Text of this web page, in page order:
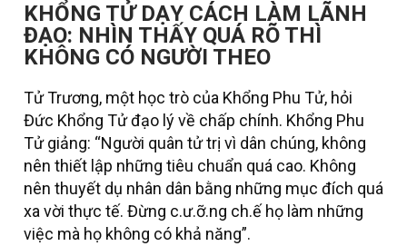
KHỔNG TỬ DẠY CÁCH LÀM LÃNH
ĐẠO: NHÌN THẤY QUÁ RÕ THÌ
KHÔNG CÓ NGƯỜI THEO
Tử Trương, một học trò của Khổng Phu Tử, hỏi
Đức Khổng Tử đạo lý về chấp chính. Khổng Phu
Tử giảng: “Người quân tử trị vì dân chúng, không
nên thiết lập những tiêu chuẩn quá cao. Không
nên thuyết dụ nhân dân bằng những mục đích quá
xa vời thực tế. Đừng c.ư.ỡ.ng ch.ế họ làm những
việc mà họ không có khả năng”.